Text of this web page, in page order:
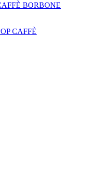
BORBONE
CAFFÈ